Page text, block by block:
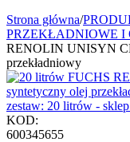
Strona główna/
PRZEKŁADNIOWE I
RENOLIN UNISYN
przekładniowy
KOD:
600345655